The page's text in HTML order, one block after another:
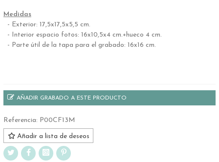
Medidas
- Exterior: 17,5x17,5x5,5 cm.
- Interior espacio fotos: 16x10,5x4 cm.+hueco 4 cm.
- Parte útil de la tapa para el grabado: 16x16 cm.
AÑADIR GRABADO A ESTE PRODUCTO
Referencia: P00CF13M
Añadir a lista de deseos